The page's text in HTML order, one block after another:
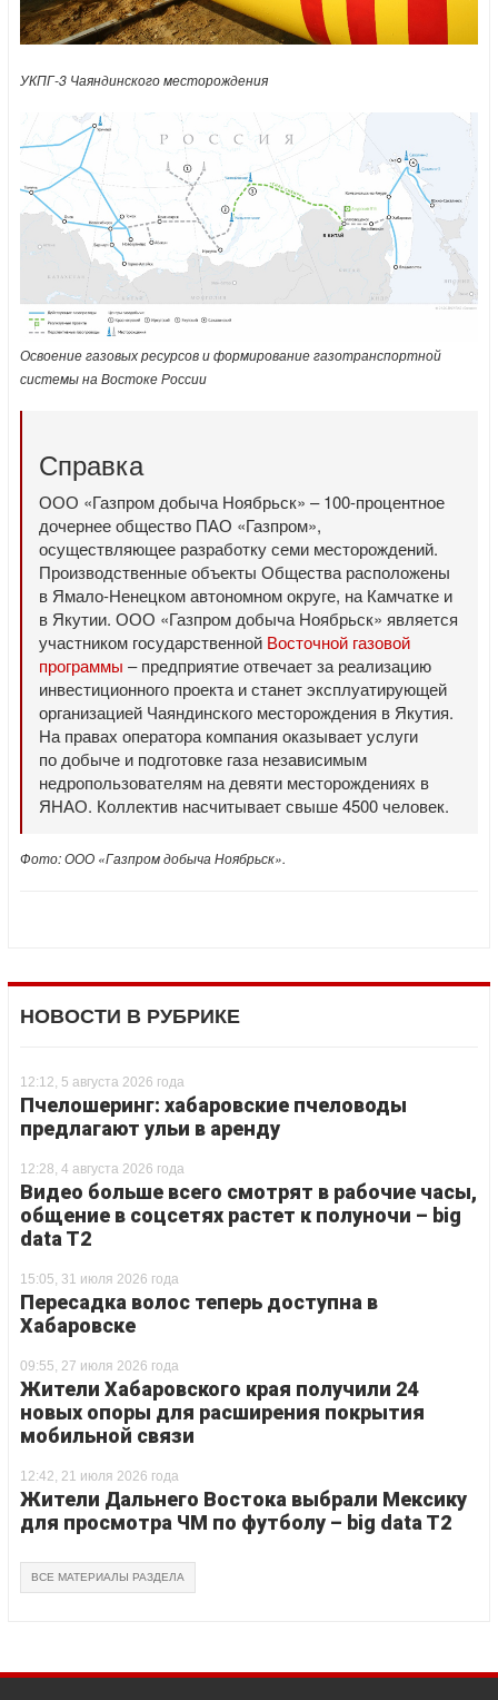
УКПГ-3 Чаяндинского месторождения
Освоение газовых ресурсов и формирование газотранспортной
системы на Востоке России
Справка
ООО «Газпром добыча Ноябрьск» – 100-процентное
дочернее общество ПАО «Газпром»,
осуществляющее разработку семи месторождений.
Производственные объекты Общества расположены
в Ямало-Ненецком автономном округе, на Камчатке и
в Якутии. ООО «Газпром добыча Ноябрьск» является
участником государственной Восточной газовой
программы – предприятие отвечает за реализацию
инвестиционного проекта и станет эксплуатирующей
организацией Чаяндинского месторождения в Якутия.
На правах оператора компания оказывает услуги
по добыче и подготовке газа независимым
недропользователям на девяти месторождениях в
ЯНАО. Коллектив насчитывает свыше 4500 человек.
Фото: ООО «Газпром добыча Ноябрьск».
НОВОСТИ В РУБРИКЕ
12:12, 5 августа 2026 года
Пчелошеринг: хабаровские пчеловоды
предлагают ульи в аренду
12:28, 4 августа 2026 года
Видео больше всего смотрят в рабочие часы,
общение в соцсетях растет к полуночи – big
data T2
15:05, 31 июля 2026 года
Пересадка волос теперь доступна в
Хабаровске
09:55, 27 июля 2026 года
Жители Хабаровского края получили 24
новых опоры для расширения покрытия
мобильной связи
12:42, 21 июля 2026 года
Жители Дальнего Востока выбрали Мексику
для просмотра ЧМ по футболу – big data T2
ВСЕ МАТЕРИАЛЫ РАЗДЕЛА